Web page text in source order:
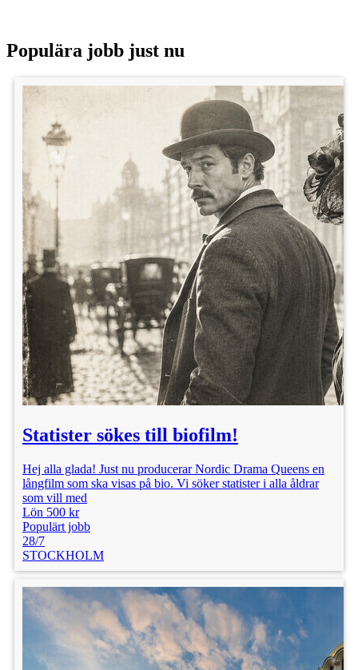
Populära jobb just nu
Statister sökes till biofilm!
Hej alla glada! Just nu producerar Nordic Drama Queens en
långfilm som ska visas på bio. Vi söker statister i alla åldrar
som vill med
Lön 500 kr
Populärt jobb
28/7
STOCKHOLM